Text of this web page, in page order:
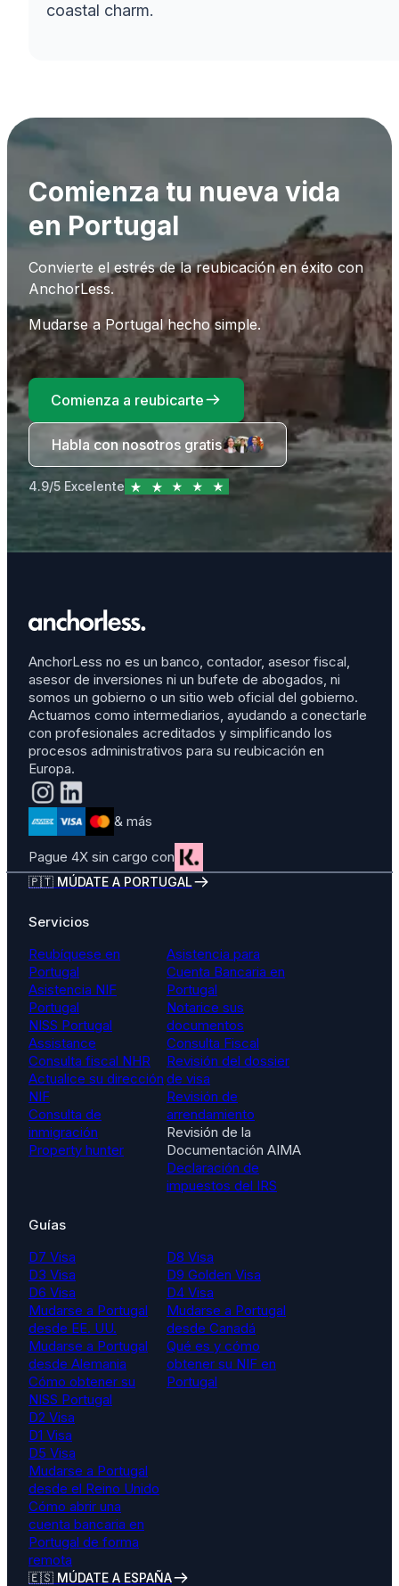
coastal charm.
Comienza tu nueva vida
en Portugal
Convierte el estrés de la reubicación en éxito con
AnchorLess.
Mudarse a Portugal hecho simple.
Comienza a reubicarte
Habla con nosotros gratis
4.9/5 Excelente
AnchorLess no es un banco, contador, asesor fiscal,
asesor de inversiones ni un bufete de abogados, ni
somos un gobierno o un sitio web oficial del gobierno.
Actuamos como intermediarios, ayudando a conectarle
con profesionales acreditados y simplificando los
procesos administrativos para su reubicación en
Europa.
& más
Pague 4X sin cargo con
🇵🇹 MÚDATE A PORTUGAL
Servicios
Reubíquese en
Portugal
Asistencia NIF
Portugal
NISS Portugal
Assistance
Consulta fiscal NHR
Actualice su dirección
NIF
Consulta de
inmigración
Property hunter
Asistencia para
Cuenta Bancaria en
Portugal
Notarice sus
documentos
Consulta Fiscal
Revisión del dossier
de visa
Revisión de
arrendamiento
Revisión de la
Documentación AIMA
Declaración de
impuestos del IRS
Guías
D7 Visa
D3 Visa
D6 Visa
Mudarse a Portugal
desde EE. UU.
Mudarse a Portugal
desde Alemania
Cómo obtener su
NISS Portugal
D8 Visa
D9 Golden Visa
D4 Visa
Mudarse a Portugal
desde Canadá
Qué es y cómo
obtener su NIF en
Portugal
D2 Visa
D1 Visa
D5 Visa
Mudarse a Portugal
desde el Reino Unido
Cómo abrir una
cuenta bancaria en
Portugal de forma
remota
🇪🇸 MÚDATE A ESPAÑA